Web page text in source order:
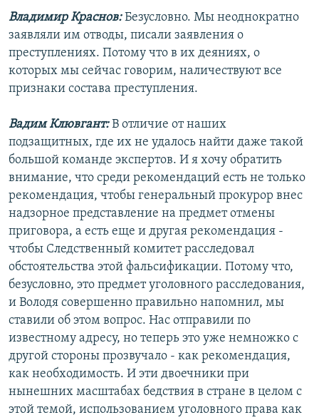
Владимир Краснов:Безусловно. Мы неоднократно
заявляли им отводы, писали заявления о
преступлениях. Потому что в их деяниях, о
которых мы сейчас говорим, наличествуют все
признаки состава преступления.
Вадим Клювгант:В отличие от наших
подзащитных, где их не удалось найти даже такой
большой команде экспертов. И я хочу обратить
внимание, что среди рекомендаций есть не только
рекомендация, чтобы генеральный прокурор внес
надзорное представление на предмет отмены
приговора, а есть еще и другая рекомендация -
чтобы Следственный комитет расследовал
обстоятельства этой фальсификации. Потому что,
безусловно, это предмет уголовного расследования,
и Володя совершенно правильно напомнил, мы
ставили об этом вопрос. Нас отправили по
известному адресу, но теперь это уже немножко с
другой стороны прозвучало - как рекомендация,
как необходимость. И эти двоечники при
нынешних масштабах бедствия в стране в целом с
этой темой, использованием уголовного права как